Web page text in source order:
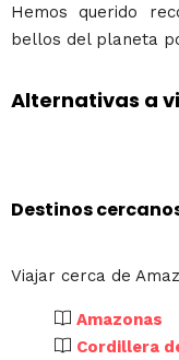
Hemos querido
bellos del planeta
Alternativas a
Destinos
Viajar cerca de
Amazonas
Cordillera